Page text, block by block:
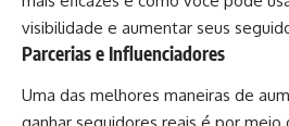
visibilidade e aumentar seus
Parcerias e Influenciadores
Uma das melhores maneiras de